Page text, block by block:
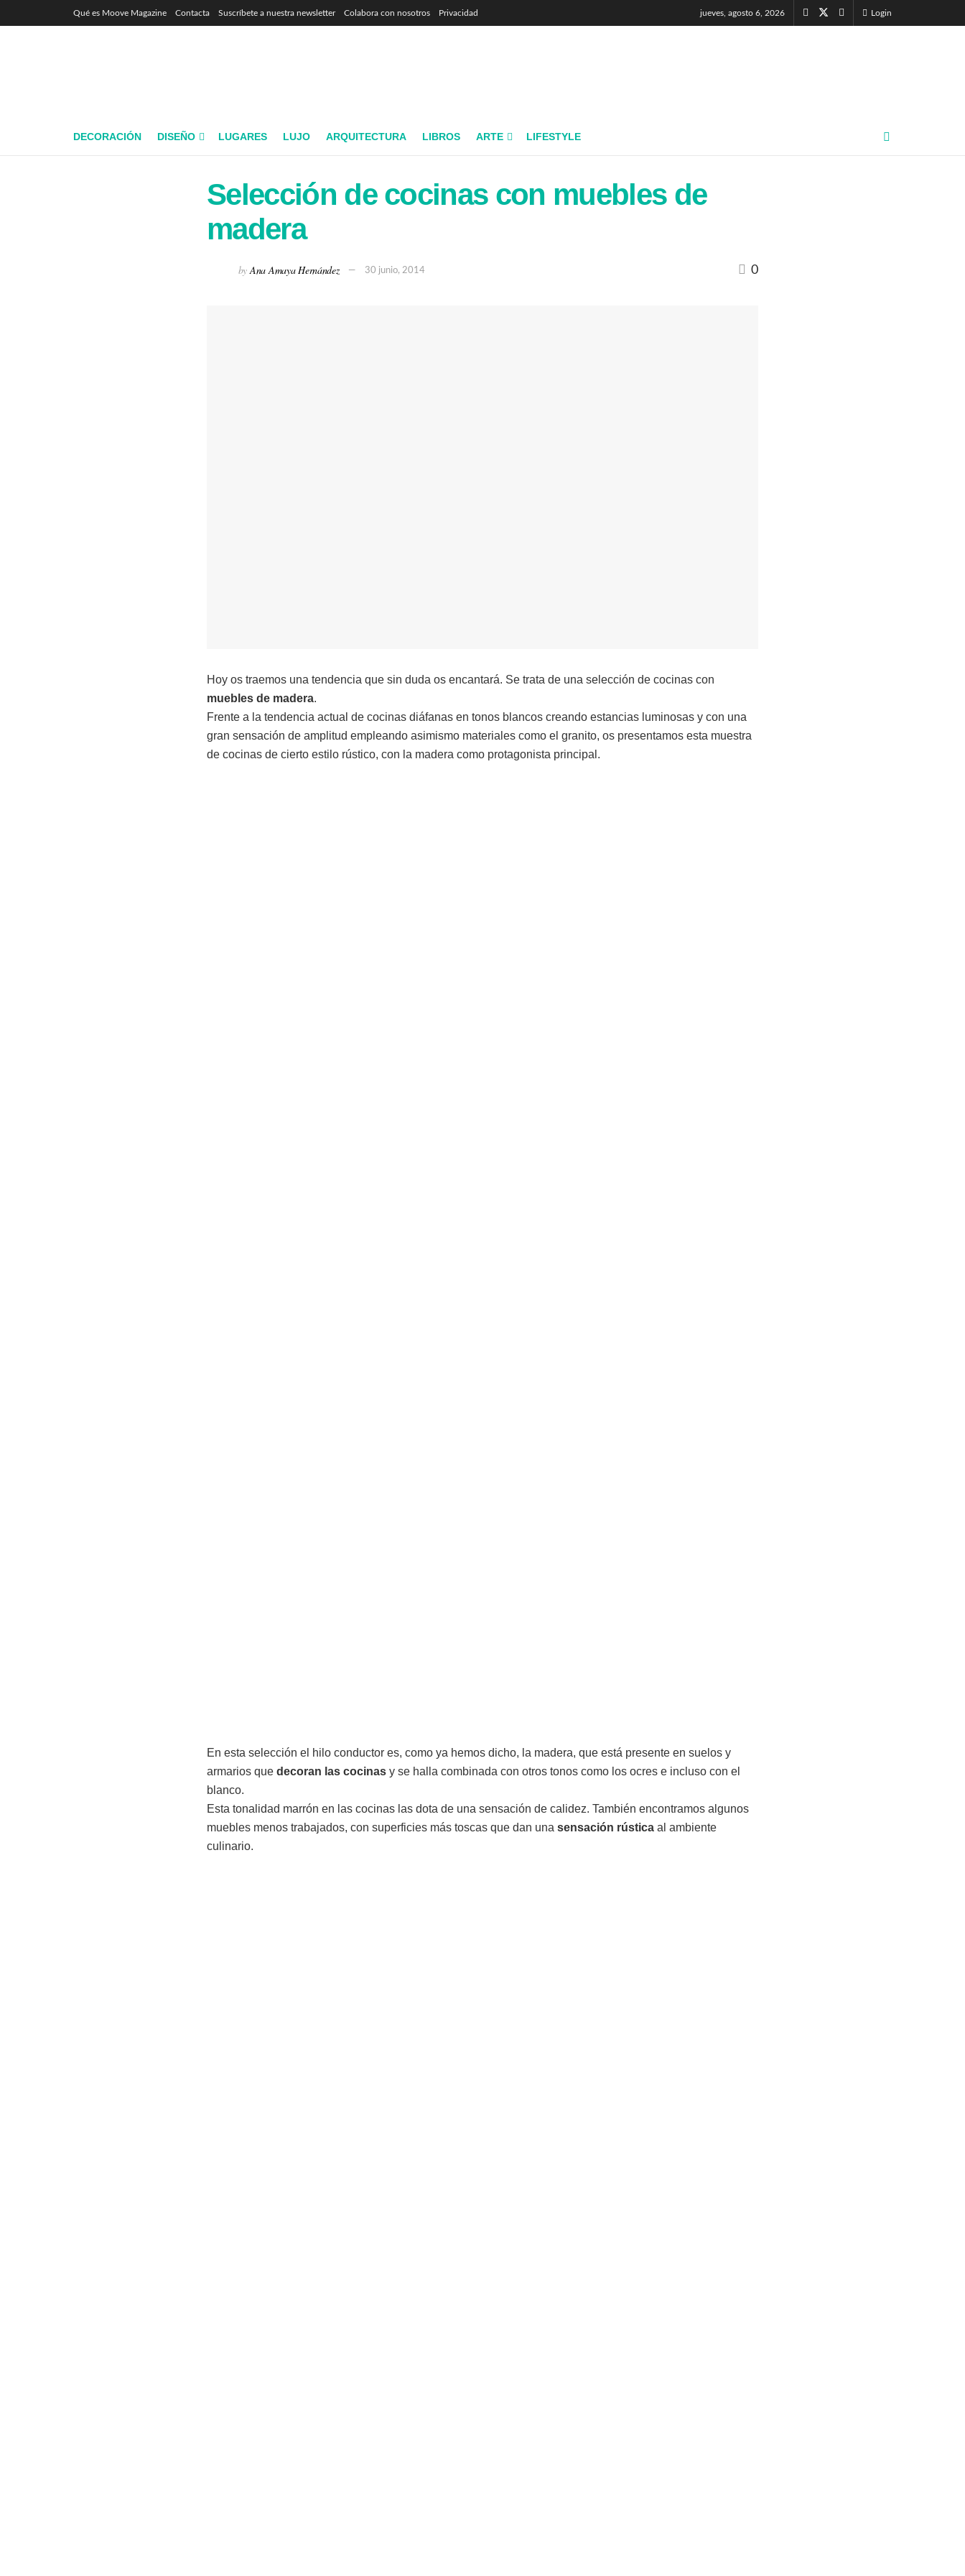
Qué es Moove Magazine Contacta Suscríbete a nuestra newsletter Colabora con nosotros Privacidad jueves, agosto 6, 2026 Login
DECORACIÓN DISEÑO LUGARES LUJO ARQUITECTURA LIBROS ARTE LIFESTYLE
Selección de cocinas con muebles de
madera
by Ana Amaya Hernández 30 junio, 2014 0
Hoy os traemos una tendencia que sin duda os encantará. Se trata de una selección de cocinas con
muebles de madera.
Frente a la tendencia actual de cocinas diáfanas en tonos blancos creando estancias luminosas y con una
gran sensación de amplitud empleando asimismo materiales como el granito, os presentamos esta muestra
de cocinas de cierto estilo rústico, con la madera como protagonista principal.
En esta selección el hilo conductor es, como ya hemos dicho, la madera, que está presente en suelos y
armarios que decoran las cocinas y se halla combinada con otros tonos como los ocres e incluso con el
blanco.
Esta tonalidad marrón en las cocinas las dota de una sensación de calidez. También encontramos algunos
muebles menos trabajados, con superficies más toscas que dan una sensación rústica al ambiente
culinario.